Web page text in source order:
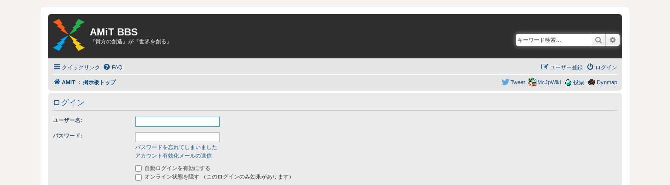
AMiT BBS
『貴方の創造』が『世界を創る』 検索
クイックリンク FAQ ログイン
ユーザー登録
AMiT 掲示板トップ Dynmap
投票
McJpWiki
Tweet
ログイン
ユーザー名:
パスワード:
パスワードを忘れてしまいました
アカウント有効化メールの送信
自動ログインを有効にする
オンライン状態を隠す （このログインのみ効果があります）